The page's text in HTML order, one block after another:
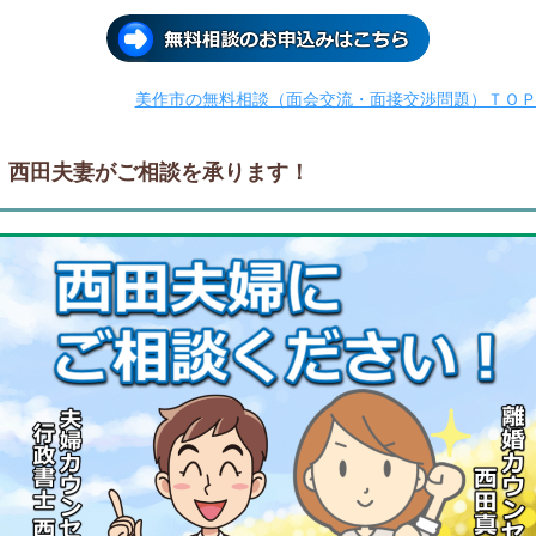
美作市の無料相談（面会交流・面接交渉問題）ＴＯ
西田夫妻がご相談を承ります！